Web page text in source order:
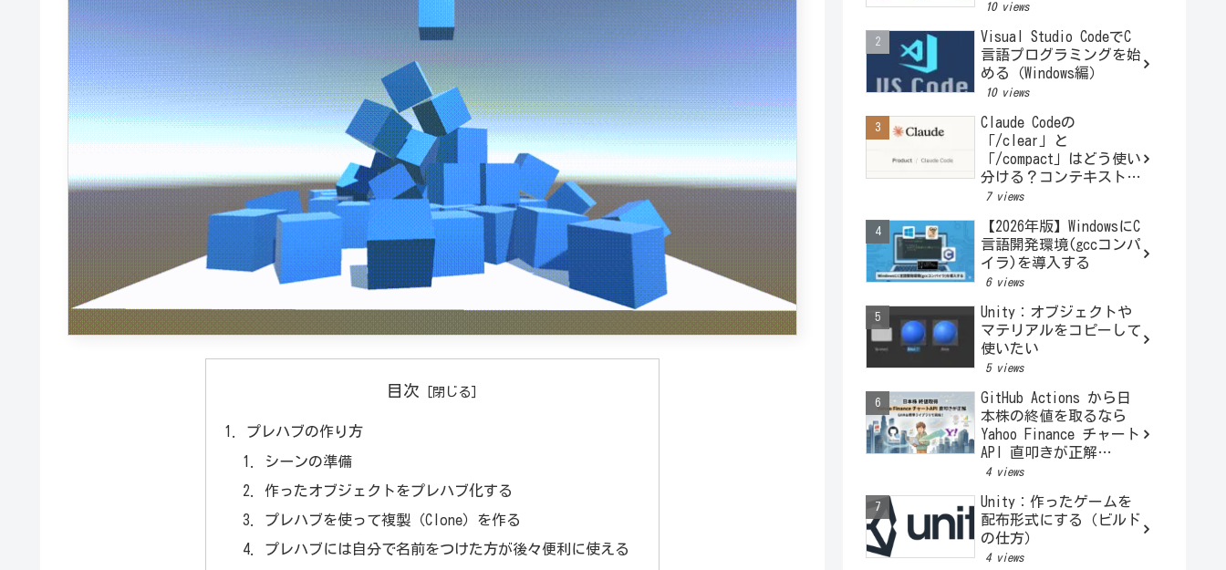
目次
プレハブの作り方
シーンの準備
作ったオブジェクトをプレハブ化する
プレハブを使って複製（Clone）を作る
プレハブには自分で名前をつけた方が後々便利に使える
10 views
Visual Studio CodeでC
言語プログラミングを始
める（Windows編）
10 views
Claude Codeの
「/clear」と
「/compact」はどう使い
分ける？コンテキストと
トークンを図解でわかり
7 views
【2026年版】WindowsにC
言語開発環境(gccコンパ
イラ)を導入する
6 views
Unity：オブジェクトや
マテリアルをコピーして
使いたい
5 views
GitHub Actions から日
本株の終値を取るなら
Yahoo Finance チャート
API 直叩きが正解
（stooq 終了をうけて）
4 views
Unity：作ったゲームを
配布形式にする（ビルド
の仕方）
4 views